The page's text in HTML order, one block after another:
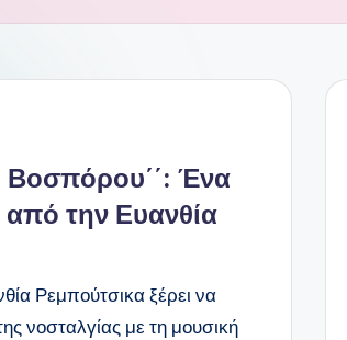
Βοσπόρου΄΄: Ένα
από την Ευανθία
Ρεμπούτσικα ξέρει να
νοσταλγίας με τη μουσική